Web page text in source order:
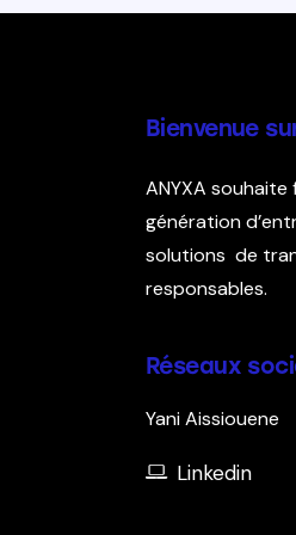
Bienvenue
ANYXA
génération
solutions de
responsables.
Réseaux
Yani Aissiouene
Linkedin